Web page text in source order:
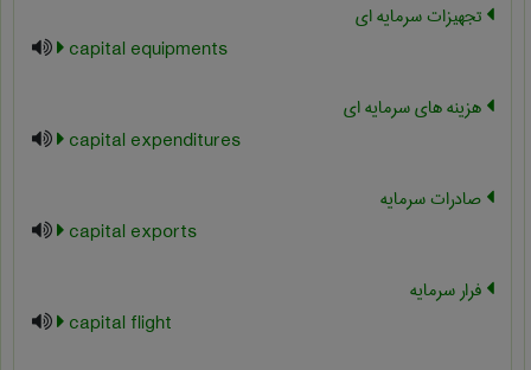
تجهیزات سرمایه ای
capital equipments
هزینه های سرمایه ای
capital expenditures
صادرات سرمایه
capital exports
فرار سرمایه
capital flight